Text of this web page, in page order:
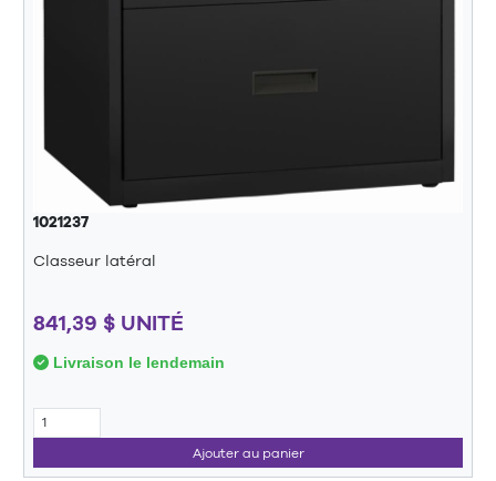
1021237
Classeur latéral
841,39 $ UNITÉ
Livraison le lendemain
Ajouter au panier